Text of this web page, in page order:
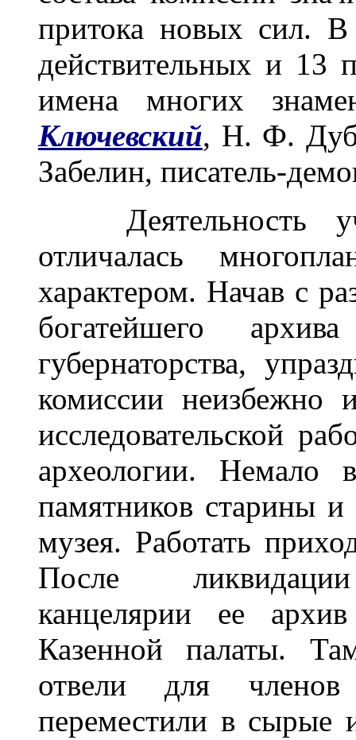
притока новых сил.
действительных и 13
имена многих
Ключевский, Н. Ф.
Забелин, писатель-
Деятельность
отличалась
характером. Начав с
богатейшего
губернаторства,
комиссии неизбежно
исследовательской
археологии. Немало
памятников старины и
музея. Работать
После ликвидации
канцелярии ее
Казенной палаты.
отвели для
переместили в сырые